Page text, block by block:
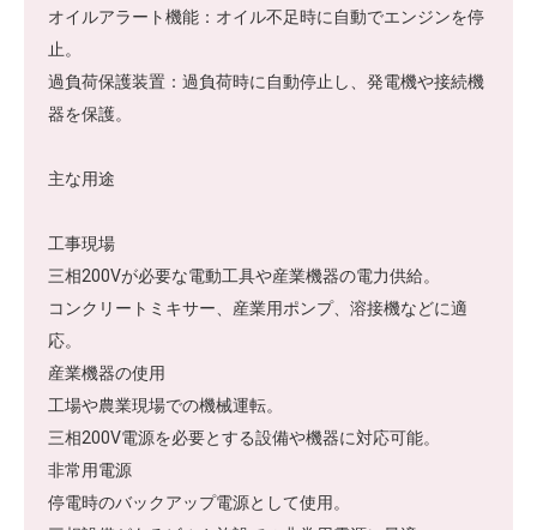
オイルアラート機能：オイル不足時に自動でエンジンを停
止。
過負荷保護装置：過負荷時に自動停止し、発電機や接続機
器を保護。
主な用途
工事現場
三相200Vが必要な電動工具や産業機器の電力供給。
コンクリートミキサー、産業用ポンプ、溶接機などに適
応。
産業機器の使用
工場や農業現場での機械運転。
三相200V電源を必要とする設備や機器に対応可能。
非常用電源
停電時のバックアップ電源として使用。